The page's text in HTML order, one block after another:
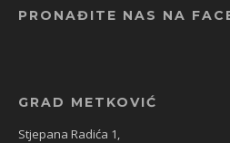
PRONAĐITE NAS NA
GRAD METKOVIĆ
Stjepana Radića 1,